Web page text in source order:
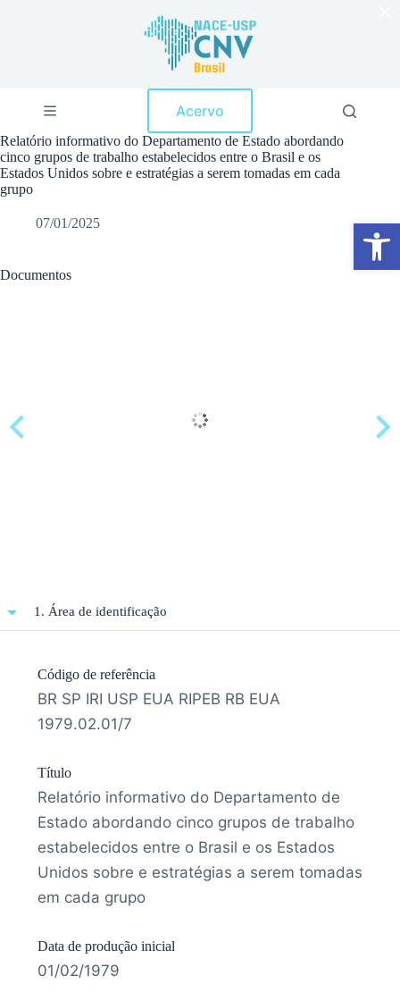
Abrir a barra de ferramentas
a
o
c
o
d
Acervo
Relatório informativo do Departamento de Estado abordando
cinco grupos de trabalho estabelecidos entre o Brasil e os
Estados Unidos sobre e estratégias a serem tomadas em cada
grupo
07/01/2025
Documentos
1. Área de identificação
Código de referência
BR SP IRI USP EUA RIPEB RB EUA
1979.02.01/7
Título
Relatório informativo do Departamento de
Estado abordando cinco grupos de trabalho
estabelecidos entre o Brasil e os Estados
Unidos sobre e estratégias a serem tomadas
em cada grupo
Data de produção inicial
01/02/1979